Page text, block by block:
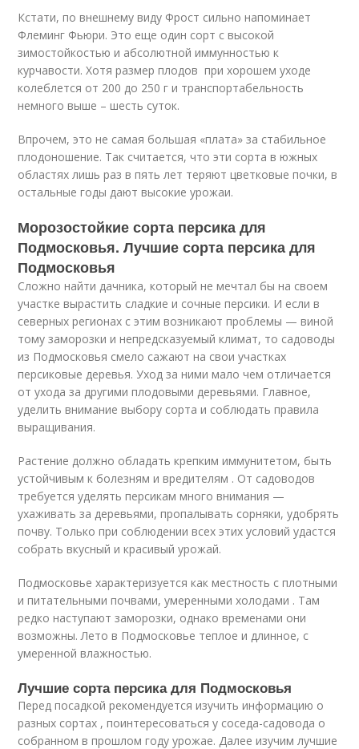
Кстати, по внешнему виду Фрост сильно напоминает
Флеминг Фьюри. Это еще один сорт с высокой
зимостойкостью и абсолютной иммунностью к
курчавости. Хотя размер плодов при хорошем уходе
колеблется от 200 до 250 г и транспортабельность
немного выше – шесть суток.
Впрочем, это не самая большая «плата» за стабильное
плодоношение. Так считается, что эти сорта в южных
областях лишь раз в пять лет теряют цветковые почки, в
остальные годы дают высокие урожаи.
Морозостойкие сорта персика для
Подмосковья. Лучшие сорта персика для
Подмосковья
Сложно найти дачника, который не мечтал бы на своем
участке вырастить сладкие и сочные персики. И если в
северных регионах с этим возникают проблемы — виной
тому заморозки и непредсказуемый климат, то садоводы
из Подмосковья смело сажают на свои участках
персиковые деревья. Уход за ними мало чем отличается
от ухода за другими плодовыми деревьями. Главное,
уделить внимание выбору сорта и соблюдать правила
выращивания.
Растение должно обладать крепким иммунитетом, быть
устойчивым к болезням и вредителям . От садоводов
требуется уделять персикам много внимания —
ухаживать за деревьями, пропалывать сорняки, удобрять
почву. Только при соблюдении всех этих условий удастся
собрать вкусный и красивый урожай.
Подмосковье характеризуется как местность с плотными
и питательными почвами, умеренными холодами . Там
редко наступают заморозки, однако временами они
возможны. Лето в Подмосковье теплое и длинное, с
умеренной влажностью.
Лучшие сорта персика для Подмосковья
Перед посадкой рекомендуется изучить информацию о
разных сортах , поинтересоваться у соседа-садовода о
собранном в прошлом году урожае. Далее изучим лучшие